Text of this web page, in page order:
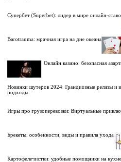
Супербет (Superbet): лидер в мире онлайн-
Barotrauma: мрачная игра на дне океана
Онлайн казино: безопасная
Новинки шутеров 2024: Грандиозные релизы и
подходы
Игры про грузоперевозки: Виртуальные
Брекеты: особенности, виды и правила ухода
Картофелечистки: удобные помощники на кухне